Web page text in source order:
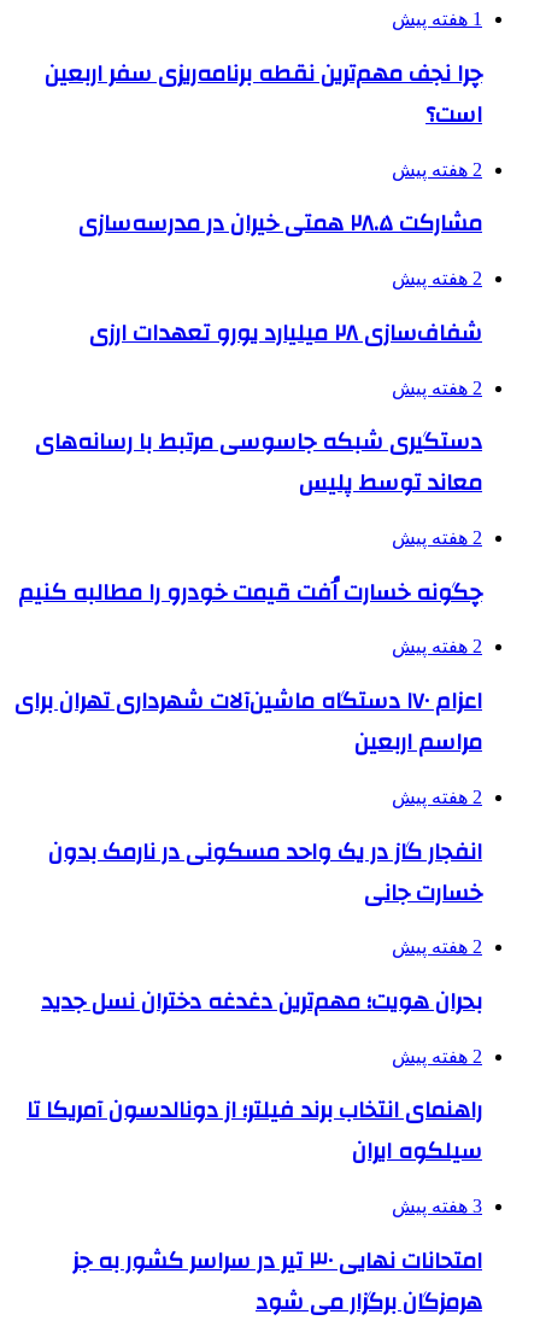
1 هفته پیش
چرا نجف مهم‌ترین نقطه برنامه‌ریزی سفر اربعین
است؟
2 هفته پیش
مشارکت ۲۸.۵ همتی خیران در مدرسه‌سازی
2 هفته پیش
شفاف‌سازی ۲۸ میلیارد یورو تعهدات ارزی
2 هفته پیش
دستگیری شبکه جاسوسی مرتبط با رسانه‌های
معاند توسط پلیس
2 هفته پیش
چگونه خسارت اُفت قیمت خودرو را مطالبه کنیم
2 هفته پیش
اعزام ۱۷۰ دستگاه ماشین‌آلات شهرداری تهران برای
مراسم اربعین
2 هفته پیش
انفجار گاز در یک واحد مسکونی در نارمک بدون
خسارت جانی
2 هفته پیش
بحران هویت؛ مهم‌ترین دغدغه دختران نسل جدید
2 هفته پیش
راهنمای انتخاب برند فیلتر؛ از دونالدسون آمریکا تا
سیلکوه ایران
3 هفته پیش
امتحانات نهایی ۳۰ تیر در سراسر کشور به جز
هرمزگان برگزار می شود